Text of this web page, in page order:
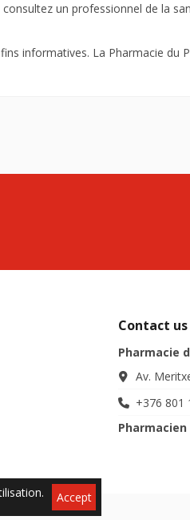
un professionnel de la
informatives. La Pharmacie
Contact us
Pharmacie
Av.
+376 801
Pharmacien
Accept